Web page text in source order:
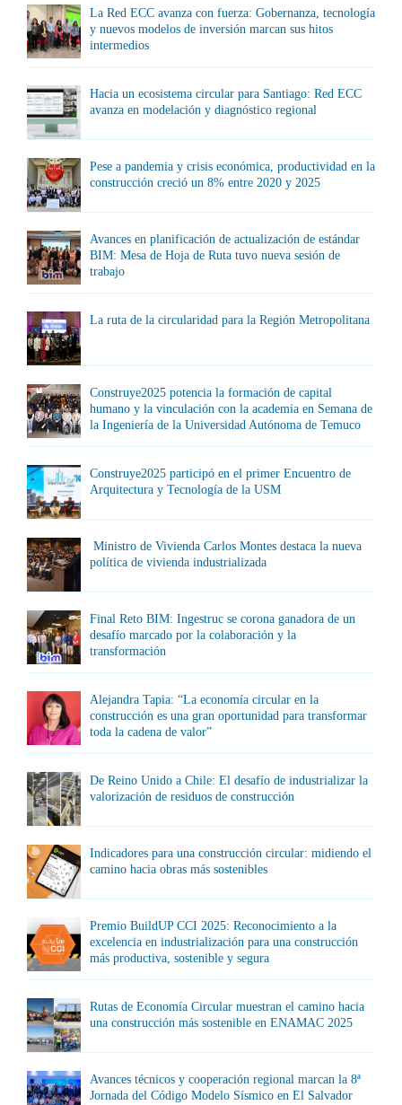
La Red ECC avanza con fuerza: Gobernanza, tecnología
y nuevos modelos de inversión marcan sus hitos
intermedios
Hacia un ecosistema circular para Santiago: Red ECC
avanza en modelación y diagnóstico regional
Pese a pandemia y crisis económica, productividad en la
construcción creció un 8% entre 2020 y 2025
Avances en planificación de actualización de estándar
BIM: Mesa de Hoja de Ruta tuvo nueva sesión de
trabajo
La ruta de la circularidad para la Región Metropolitana
Construye2025 potencia la formación de capital
humano y la vinculación con la academia en Semana de
la Ingeniería de la Universidad Autónoma de Temuco
Construye2025 participó en el primer Encuentro de
Arquitectura y Tecnología de la USM
Ministro de Vivienda Carlos Montes destaca la nueva
política de vivienda industrializada
Final Reto BIM: Ingestruc se corona ganadora de un
desafío marcado por la colaboración y la
transformación
Alejandra Tapia: “La economía circular en la
construcción es una gran oportunidad para transformar
toda la cadena de valor”
De Reino Unido a Chile: El desafío de industrializar la
valorización de residuos de construcción
Indicadores para una construcción circular: midiendo el
camino hacia obras más sostenibles
Premio BuildUP CCI 2025: Reconocimiento a la
excelencia en industrialización para una construcción
más productiva, sostenible y segura
Rutas de Economía Circular muestran el camino hacia
una construcción más sostenible en ENAMAC 2025
Avances técnicos y cooperación regional marcan la 8ª
Jornada del Código Modelo Sísmico en El Salvador